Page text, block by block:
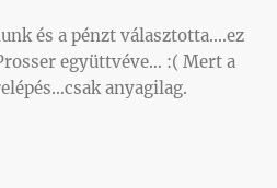
és a pénzt választotta….ez
együttvéve… :( Mert a
anyagilag.